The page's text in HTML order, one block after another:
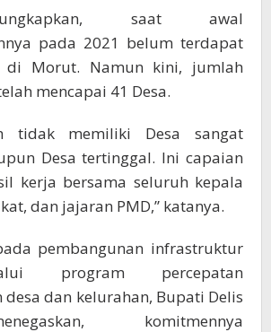
saat awal
pada 2021 belum terdapat
di Morut. Namun kini, jumlah
mencapai 41 Desa.
tidak memiliki Desa sangat
Desa tertinggal. Ini capaian
kerja bersama seluruh kepala
dan jajaran PMD,” katanya.
pembangunan infrastruktur
program percepatan
dan kelurahan, Bupati Delis
komitmennya